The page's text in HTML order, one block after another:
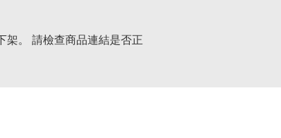
架。 請檢查商品連結是否正